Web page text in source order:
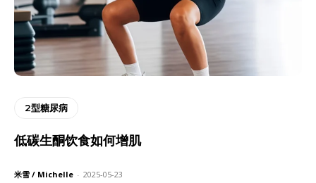
2型糖尿病
低碳生酮饮食如何增肌
米雪 / Michelle - 2025-05-23